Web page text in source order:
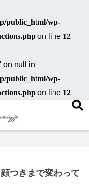
public_html/wp-
on line 12
on null in
public_html/wp-
on line 12
つきまで変わって